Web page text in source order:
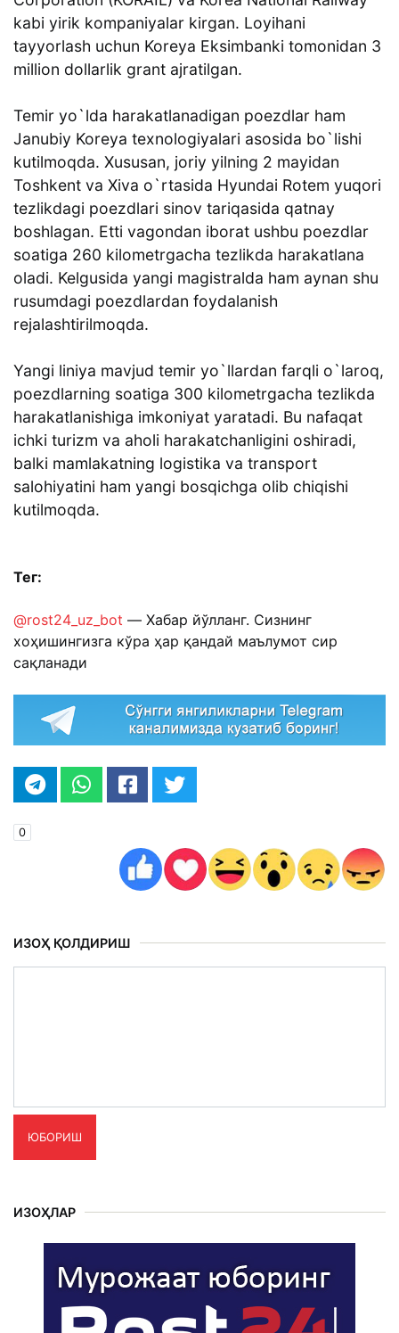
kabi yirik kompaniyalar kirgan. Loyihani
tayyorlash uchun Koreya Eksimbanki tomonidan 3
million dollarlik grant ajratilgan.
Temir yo`lda harakatlanadigan poezdlar ham
Janubiy Koreya texnologiyalari asosida bo`lishi
kutilmoqda. Xususan, joriy yilning 2 mayidan
Toshkent va Xiva o`rtasida Hyundai Rotem yuqori
tezlikdagi poezdlari sinov tariqasida qatnay
boshlagan. Etti vagondan iborat ushbu poezdlar
soatiga 260 kilometrgacha tezlikda harakatlana
oladi. Kelgusida yangi magistralda ham aynan shu
rusumdagi poezdlardan foydalanish
rejalashtirilmoqda.
Yangi liniya mavjud temir yo`llardan farqli o`laroq,
poezdlarning soatiga 300 kilometrgacha tezlikda
harakatlanishiga imkoniyat yaratadi. Bu nafaqat
ichki turizm va aholi harakatchanligini oshiradi,
balki mamlakatning logistika va transport
salohiyatini ham yangi bosqichga olib chiqishi
kutilmoqda.
Тег:
@rost24_uz_bot — Хабар йўлланг. Сизнинг
хоҳишингизга кўра ҳар қандай маълумот сир
сақланади
0
ИЗОҲ ҚОЛДИРИШ
ЮБОРИШ
ИЗОҲЛАР